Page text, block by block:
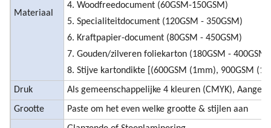
Materiaal
4. Woodfreedocument (60GSM-150GSM)
5. Specialiteitdocument (120GSM - 350GSM)
6. Kraftpapier-document (80GSM - 450GSM)
7. Gouden/zilveren foliekarton (180GSM - 400GSM)
8. Stijve kartondikte [(600GSM (1mm), 900GSM
Druk
Als gemeenschappelijke 4 kleuren (CMYK),
Grootte
Paste om het even welke grootte & stijlen aan